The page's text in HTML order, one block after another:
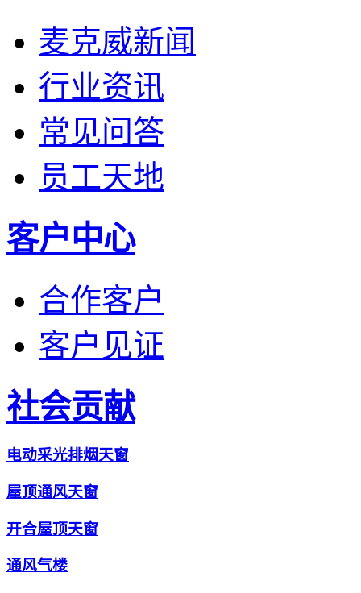
麦克威新闻
行业资讯
常见问答
员工天地
客户中心
合作客户
客户见证
社会贡献
电动采光排烟天窗
屋顶通风天窗
开合屋顶天窗
通风气楼